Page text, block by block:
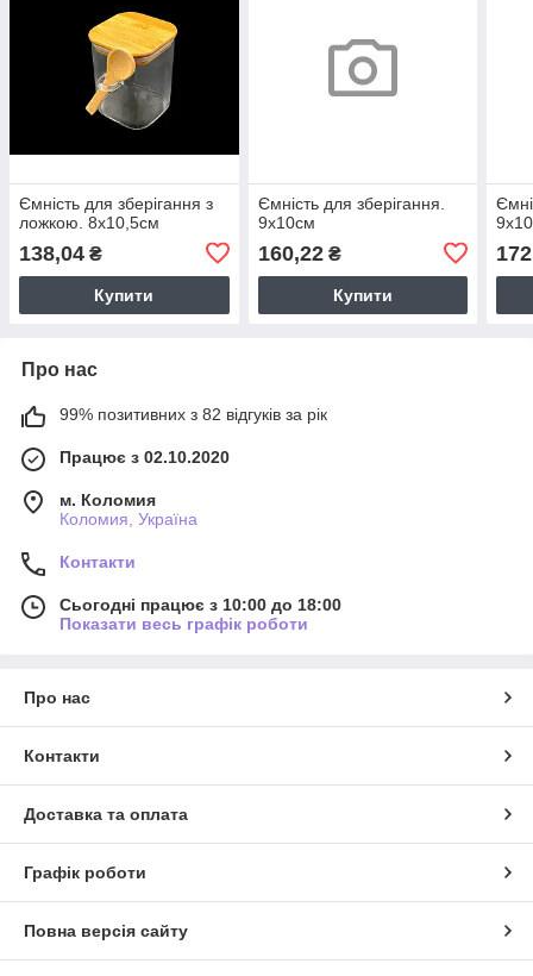
Ємність для зберігання з
ложкою. 8х10,5см
138,04 ₴
Купити
Ємність для зберігання.
9х10см
160,22₴
Купити
Про нас
99% позитивних з 82 відгуків за рік
Працює з 02.10.2020
м. Коломия
Коломия, Україна
Контакти
Сьогодні працює з 10:00 до 18:00
Показати весь графік роботи
Про нас
Контакти
Доставка та оплата
Графік роботи
Повна версія сайту